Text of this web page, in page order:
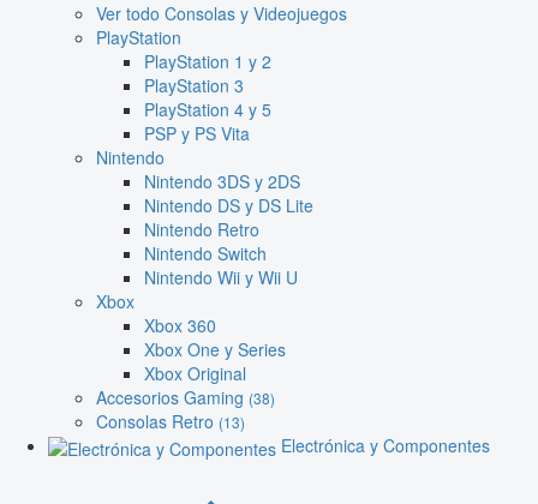
Ver todo Consolas y Videojuegos
PlayStation
PlayStation 1 y 2
PlayStation 3
PlayStation 4 y 5
PSP y PS Vita
Nintendo
Nintendo 3DS y 2DS
Nintendo DS y DS Lite
Nintendo Retro
Nintendo Switch
Nintendo Wii y Wii U
Xbox
Xbox 360
Xbox One y Series
Xbox Original
Accesorios Gaming (38)
Consolas Retro (13)
Electrónica y Componentes